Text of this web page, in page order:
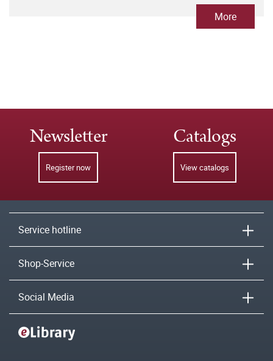
More
Newsletter
Register now
Catalogs
View catalogs
Service hotline
Shop-Service
Social Media